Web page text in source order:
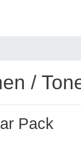
/
Pack